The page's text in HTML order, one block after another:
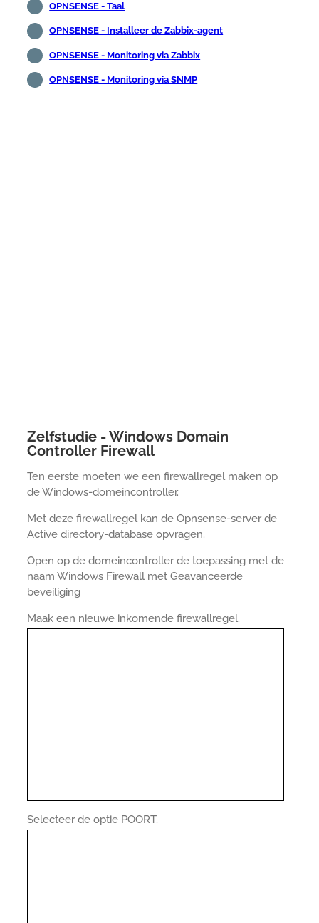
OPNSENSE - Taal
OPNSENSE - Installeer de Zabbix-agent
OPNSENSE - Monitoring via Zabbix
OPNSENSE - Monitoring via SNMP
Zelfstudie - Windows Domain
Controller Firewall
Ten eerste moeten we een firewallregel maken op
de Windows-domeincontroller.
Met deze firewallregel kan de Opnsense-server de
Active directory-database opvragen.
Open op de domeincontroller de toepassing met de
naam Windows Firewall met Geavanceerde
beveiliging
Maak een nieuwe inkomende firewallregel.
Selecteer de optie POORT.